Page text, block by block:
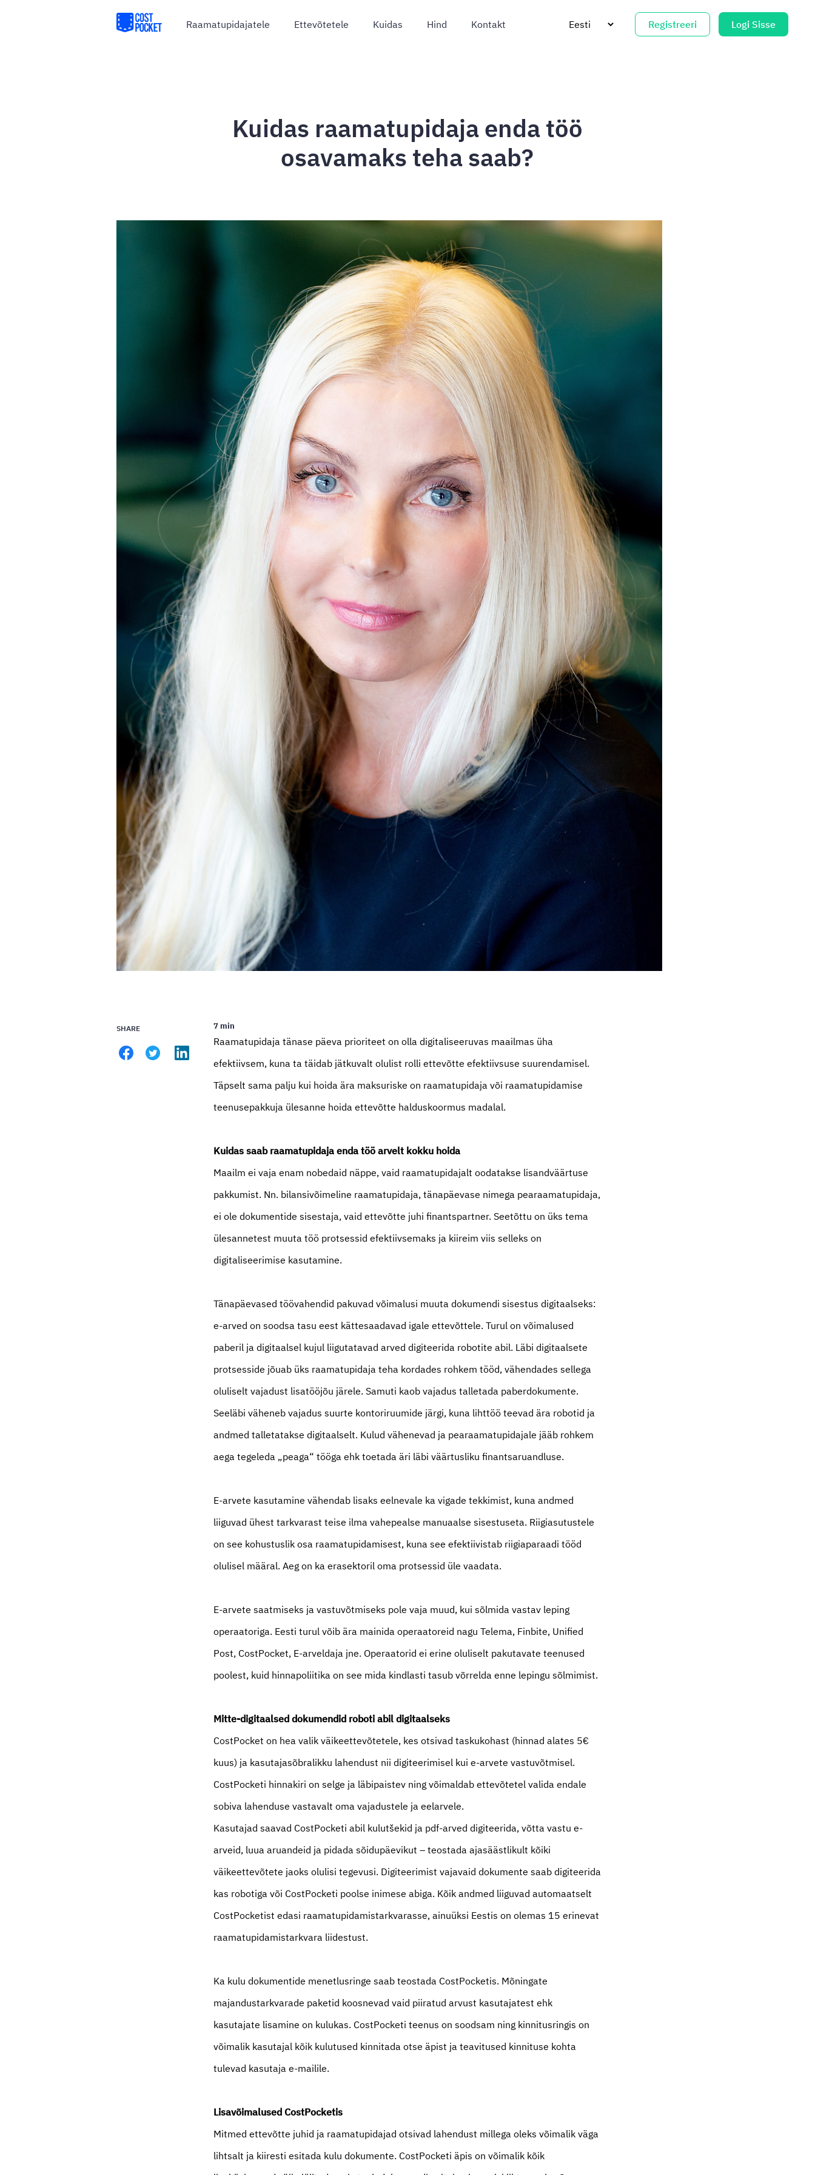
Raamatupidajatele Ettevõtetele Kuidas Hind Kontakt Registreeri Logi Sisse
Kuidas raamatupidaja enda töö
osavamaks teha saab?
SHARE 7 min
Raamatupidaja tänase päeva prioriteet on olla digitaliseeruvas maailmas üha
efektiivsem, kuna ta täidab jätkuvalt olulist rolli ettevõtte efektiivsuse suurendamisel.
Täpselt sama palju kui hoida ära maksuriske on raamatupidaja või raamatupidamise
teenusepakkuja ülesanne hoida ettevõtte halduskoormus madalal.
Kuidas saab raamatupidaja enda töö arvelt kokku hoida
Maailm ei vaja enam nobedaid näppe, vaid raamatupidajalt oodatakse lisandväärtuse
pakkumist. Nn. bilansivõimeline raamatupidaja, tänapäevase nimega pearaamatupidaja,
ei ole dokumentide sisestaja, vaid ettevõtte juhi finantspartner. Seetõttu on üks tema
ülesannetest muuta töö protsessid efektiivsemaks ja kiireim viis selleks on
digitaliseerimise kasutamine.
Tänapäevased töövahendid pakuvad võimalusi muuta dokumendi sisestus digitaalseks:
e-arved on soodsa tasu eest kättesaadavad igale ettevõttele. Turul on võimalused
paberil ja digitaalsel kujul liigutatavad arved digiteerida robotite abil. Läbi digitaalsete
protsesside jõuab üks raamatupidaja teha kordades rohkem tööd, vähendades sellega
oluliselt vajadust lisatööjõu järele. Samuti kaob vajadus talletada paberdokumente.
Seeläbi väheneb vajadus suurte kontoriruumide järgi, kuna lihttöö teevad ära robotid ja
andmed talletatakse digitaalselt. Kulud vähenevad ja pearaamatupidajale jääb rohkem
aega tegeleda „peaga“ tööga ehk toetada äri läbi väärtusliku finantsaruandluse.
E-arvete kasutamine vähendab lisaks eelnevale ka vigade tekkimist, kuna andmed
liiguvad ühest tarkvarast teise ilma vahepealse manuaalse sisestuseta. Riigiasutustele
on see kohustuslik osa raamatupidamisest, kuna see efektiivistab riigiaparaadi tööd
olulisel määral. Aeg on ka erasektoril oma protsessid üle vaadata.
E-arvete saatmiseks ja vastuvõtmiseks pole vaja muud, kui sõlmida vastav leping
operaatoriga. Eesti turul võib ära mainida operaatoreid nagu Telema, Finbite, Unified
Post, CostPocket, E-arveldaja jne. Operaatorid ei erine oluliselt pakutavate teenused
poolest, kuid hinnapoliitika on see mida kindlasti tasub võrrelda enne lepingu sõlmimist.
Mitte-digitaalsed dokumendid roboti abil digitaalseks
CostPocket on hea valik väikeettevõtetele, kes otsivad taskukohast (hinnad alates 5€
kuus) ja kasutajasõbralikku lahendust nii digiteerimisel kui e-arvete vastuvõtmisel.
CostPocketi hinnakiri on selge ja läbipaistev ning võimaldab ettevõtetel valida endale
sobiva lahenduse vastavalt oma vajadustele ja eelarvele.
Kasutajad saavad CostPocketi abil kulutšekid ja pdf-arved digiteerida, võtta vastu e-
arveid, luua aruandeid ja pidada sõidupäevikut – teostada ajasäästlikult kõiki
väikeettevõtete jaoks olulisi tegevusi. Digiteerimist vajavaid dokumente saab digiteerida
kas robotiga või CostPocketi poolse inimese abiga. Kõik andmed liiguvad automaatselt
CostPocketist edasi raamatupidamistarkvarasse, ainuüksi Eestis on olemas 15 erinevat
raamatupidamistarkvara liidestust.
Ka kulu dokumentide menetlusringe saab teostada CostPocketis. Mõningate
majandustarkvarade paketid koosnevad vaid piiratud arvust kasutajatest ehk
kasutajate lisamine on kulukas. CostPocketi teenus on soodsam ning kinnitusringis on
võimalik kasutajal kõik kulutused kinnitada otse äpist ja teavitused kinnituse kohta
tulevad kasutaja e-mailile.
Lisavõimalused CostPocketis
Mitmed ettevõtte juhid ja raamatupidajad otsivad lahendust millega oleks võimalik väga
lihtsalt ja kiiresti esitada kulu dokumente. CostPocketi äpis on võimalik kõik